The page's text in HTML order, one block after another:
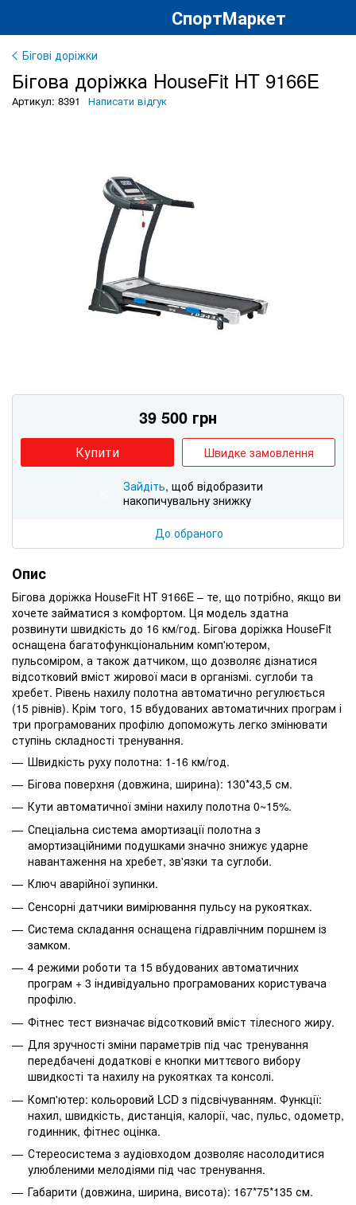
СпортМаркет
Бігові доріжки
Бігова доріжка HouseFit HT 9166E
Артикул: 8391 Написати відгук
39 500 грн
Купити Швидке замовлення
Зайдіть, щоб відобразити
накопичувальну знижку
До обраного
Опис
Бігова доріжка HouseFit HT 9166E – те, що потрібно, якщо ви
хочете займатися з комфортом. Ця модель здатна
розвинути швидкість до 16 км/год. Бігова доріжка HouseFit
оснащена багатофункціональним комп'ютером,
пульсоміром, а також датчиком, що дозволяє дізнатися
відсотковий вміст жирової маси в організмі. суглоби та
хребет. Рівень нахилу полотна автоматично регулюється
(15 рівнів). Крім того, 15 вбудованих автоматичних програм і
три програмованих профілю допоможуть легко змінювати
ступінь складності тренування.
Швидкість руху полотна: 1-16 км/год.
Бігова поверхня (довжина, ширина): 130*43,5 см.
Кути автоматичної зміни нахилу полотна 0~15%.
Спеціальна система амортизації полотна з
амортизаційними подушками значно знижує ударне
навантаження на хребет, зв'язки та суглоби.
Ключ аварійної зупинки.
Сенсорні датчики вимірювання пульсу на рукоятках.
Система складання оснащена гідравлічним поршнем із
замком.
4 режими роботи та 15 вбудованих автоматичних
програм + 3 індивідуально програмованих користувача
профілю.
Фітнес тест визначає відсотковий вміст тілесного жиру.
Для зручності зміни параметрів під час тренування
передбачені додаткові е кнопки миттєвого вибору
швидкості та нахилу на рукоятках та консолі.
Комп'ютер: кольоровий LCD з підсвічуванням. Функції:
нахил, швидкість, дистанція, калорії, час, пульс, одометр,
годинник, фітнес оцінка.
Стереосистема з аудіовходом дозволяє насолодитися
улюбленими мелодіями під час тренування.
Габарити (довжина, ширина, висота): 167*75*135 см.